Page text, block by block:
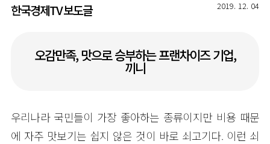
한국경제TV보도글 2019. 12. 04
오감만족, 맛으로 승부하는 프랜차이즈 기업,
끼니
우리나라 국민들이 가장 좋아하는 종류이지만 비용 때문
에 자주 맛보기는 쉽지 않은 것이 바로 쇠고기다. 이런 쇠